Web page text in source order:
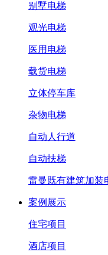
别墅电梯
观光电梯
医用电梯
载货电梯
立体停车库
杂物电梯
自动人行道
自动扶梯
雷曼既有建筑加装
案例展示
住宅项目
酒店项目